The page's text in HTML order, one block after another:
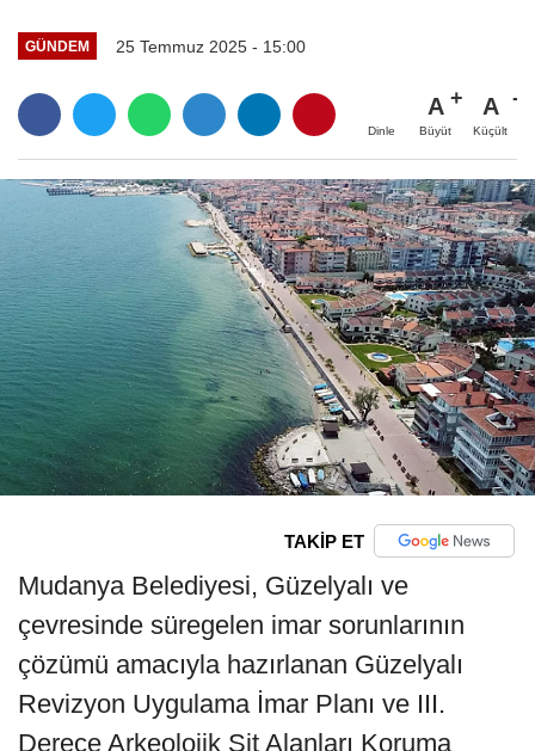
GÜNDEM 25 Temmuz 2025 - 15:00
Dinle
A
Büyüt
A
Küçült
TAKİP ET
Mudanya Belediyesi, Güzelyalı ve
çevresinde süregelen imar sorunlarının
çözümü amacıyla hazırlanan Güzelyalı
Revizyon Uygulama İmar Planı ve III.
Derece Arkeolojik Sit Alanları Koruma